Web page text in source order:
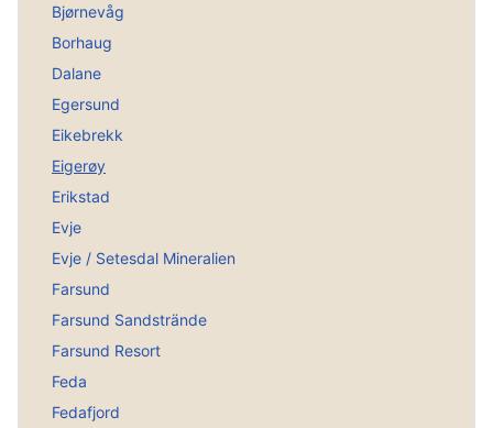
Bjørnevåg
Borhaug
Dalane
Egersund
Eikebrekk
Eigerøy
Erikstad
Evje
Evje / Setesdal Mineralien
Farsund
Farsund Sandstrände
Farsund Resort
Feda
Fedafjord